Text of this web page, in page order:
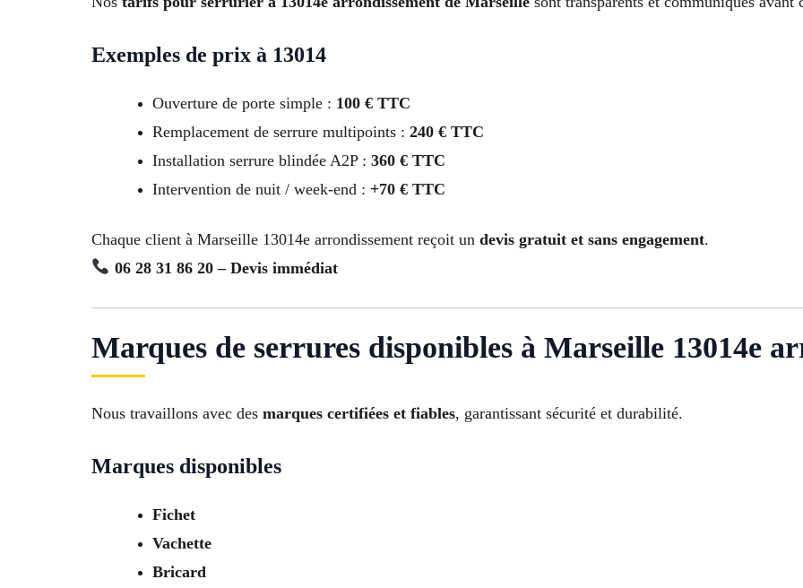
Exemples de prix à 13014
Ouverture de porte simple : 100 € TTC
Remplacement de serrure multipoints : 240 € TTC
Installation serrure blindée A2P : 360 € TTC
Intervention de nuit / week-end : +70 € TTC
Chaque client à Marseille 13014e arrondissement reçoit un devis gratuit et sans engagement.
06 28 31 86 20 – Devis immédiat
Marques de serrures disponibles à Marseille 13014e
Nous travaillons avec des marques certifiées et fiables, garantissant sécurité et durabilité.
Marques disponibles
Fichet
Vachette
Bricard